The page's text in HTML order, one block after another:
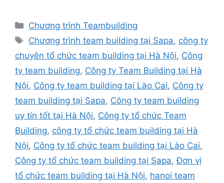
Categories
Chương trình Teambuilding
Tags
Chương trình team building tại Sapa, công ty
chuyên tổ chức team building tại Hà Nội, Công
ty team building, Công ty Team Building tại Hà
Nội, Công ty team building tại Lào Cai, Công ty
team building tại Sapa, Công ty team building
uy tín tốt tại Hà Nội, Công ty tổ chức Team
Building, công ty tổ chức team building tại Hà
Nội, Công ty tổ chức team building tại Lào Cai,
Công ty tổ chức team building tại Sapa,Đơn vị
tổ chức team building tại Hà Nội, hanoi team